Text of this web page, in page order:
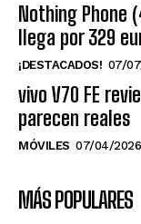
Nothing Phone
llega por 329
¡DESTACADOS! 07/
vivo V70 FE
parecen reales
MÓVILES 07/04/2026
MÁS POPULARES